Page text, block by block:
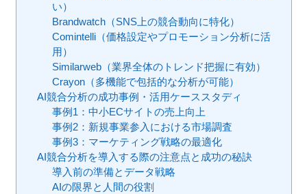
い）
Brandwatch（SNS上の競合動向に特化）
Comintelli（価格設定やプロモーション分析に活
用）
Similarweb（業界全体のトレンド把握に有効）
Crayon（多機能で包括的な分析が可能）
AI競合分析の成功事例・活用ケーススタディ
事例1：中小ECサイトの売上向上
事例2：新規事業参入における市場調査
事例3：マーケティング戦略の最適化
AI競合分析を導入する際の注意点と成功の秘訣
導入前の準備とデータ戦略
AIの限界と人間の役割